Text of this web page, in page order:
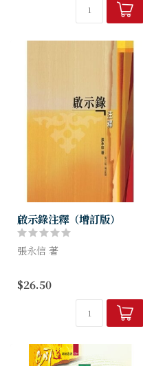
問題、因信稱義、信徒的成
聖、律法的功用、神的預定及
啟示錄注釋（增訂版）
張永信 著
的書，因為全書是用很多表象
性語言寫成，這些表象所代表
的事實和屬靈意義，並不容易
掌握，故此它成為歷代教會最
$26.50